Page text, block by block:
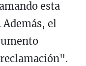
esta
el